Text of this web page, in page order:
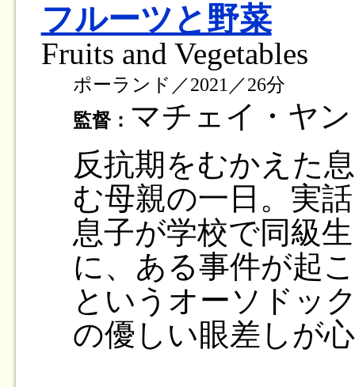
フルーツと野菜
Fruits and Vegetables
ポーランド／2021／26分
監督： マチェイ・ヤ
反抗期をむかえた
む母親の一日。実
息子が学校で同級
に、ある事件が起
というオーソドッ
の優しい眼差しが